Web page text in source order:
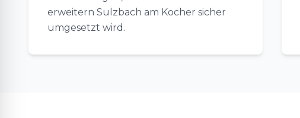
erweitern Sulzbach am Kocher sicher
umgesetzt wird.